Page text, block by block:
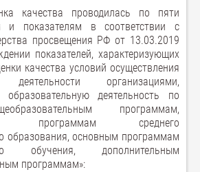
качества проводилась по пяти
и показателям в соответствии с
просвещения РФ от 13.03.2019
показателей, характеризующих
качества условий осуществления
деятельности организациями,
деятельность по
программам,
программам среднего
образования, основным программам
обучения, дополнительным
программам»: